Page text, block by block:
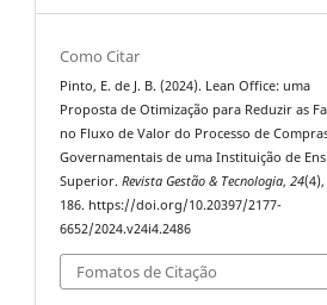
Como Citar
Pinto, E. de J. B. (2024). Lean Office: uma
Proposta de Otimização para Reduzir as
no Fluxo de Valor do Processo de
Governamentais de uma Instituição de
Superior.Revista Gestão & Tecnologia,24(4),
186. https://doi.org/10.20397/2177-
6652/2024.v24i4.2486
Fomatos de Citação